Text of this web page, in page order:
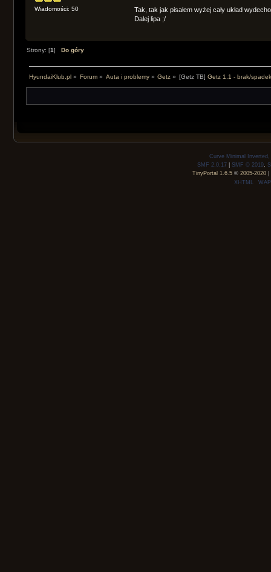
Wiadomości: 50
Tak, tak jak pisałem wyżej cały układ
Dalej lipa ;/
Strony: [1]Do góry
HyundaiKlub.pl» Forum» Auta i problemy» Getz » [Getz TB] Getz 1.1 - brak/
Curve Minimal
SMF 2.0.17 |SMF © 2019,
TinyPortal 1.6.5© 2005-2020|
XHTML